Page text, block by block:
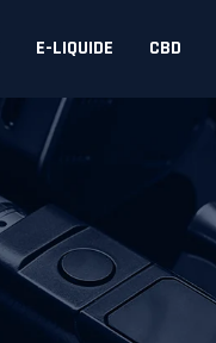
E-LIQUIDE CBD